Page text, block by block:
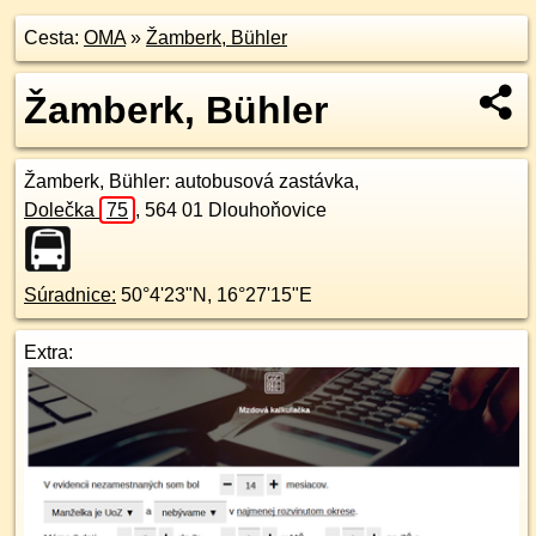
Cesta: OMA» Žamberk, Bühler
Žamberk, Bühler
Žamberk, Bühler: autobusová zastávka,
Dolečka
75 , 564 01 Dlouhoňovice
Súradnice: 50°4'23"N , 16°27'15"E
Extra: